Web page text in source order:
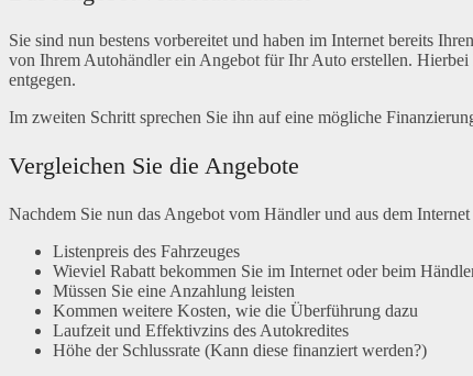
Sie sind nun bestens vorbereitet und haben im Internet bereits
von Ihrem Autohändler ein Angebot für Ihr Auto erstellen.
entgegen.
Im zweiten Schritt sprechen Sie ihn auf eine mögliche
Vergleichen Sie die Angebote
Nachdem Sie nun das Angebot vom Händler und aus dem
Listenpreis des Fahrzeuges
Wieviel Rabatt bekommen Sie im Internet oder beim
Müssen Sie eine Anzahlung leisten
Kommen weitere Kosten, wie die Überführung dazu
Laufzeit und Effektivzins des Autokredites
Höhe der Schlussrate (Kann diese finanziert werden?)